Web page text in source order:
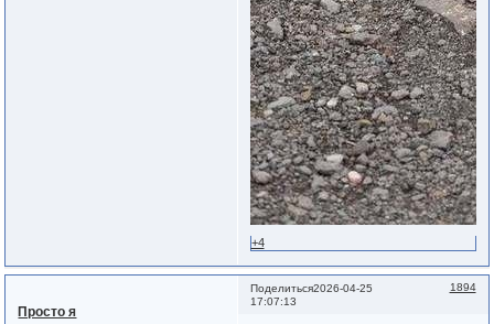
+4
Поделиться 1894
2026-04-25
17:07:13
Просто я